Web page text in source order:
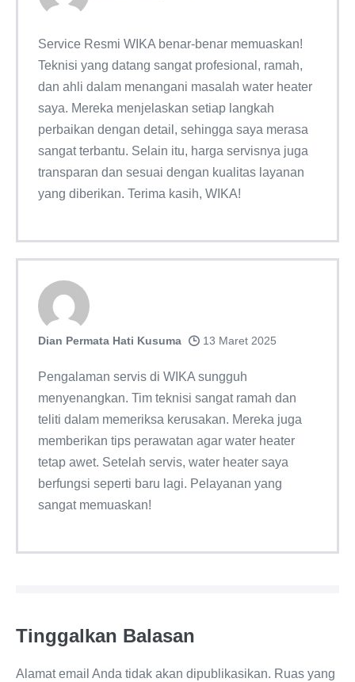
Service Resmi WIKA benar-benar memuaskan!
Teknisi yang datang sangat profesional, ramah,
dan ahli dalam menangani masalah water heater
saya. Mereka menjelaskan setiap langkah
perbaikan dengan detail, sehingga saya merasa
sangat terbantu. Selain itu, harga servisnya juga
transparan dan sesuai dengan kualitas layanan
yang diberikan. Terima kasih, WIKA!
Dian Permata Hati Kusuma 13 Maret 2025
Pengalaman servis di WIKA sungguh
menyenangkan. Tim teknisi sangat ramah dan
teliti dalam memeriksa kerusakan. Mereka juga
memberikan tips perawatan agar water heater
tetap awet. Setelah servis, water heater saya
berfungsi seperti baru lagi. Pelayanan yang
sangat memuaskan!
Tinggalkan Balasan
Alamat email Anda tidak akan dipublikasikan. Ruas yang